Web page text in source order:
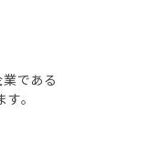
である
。